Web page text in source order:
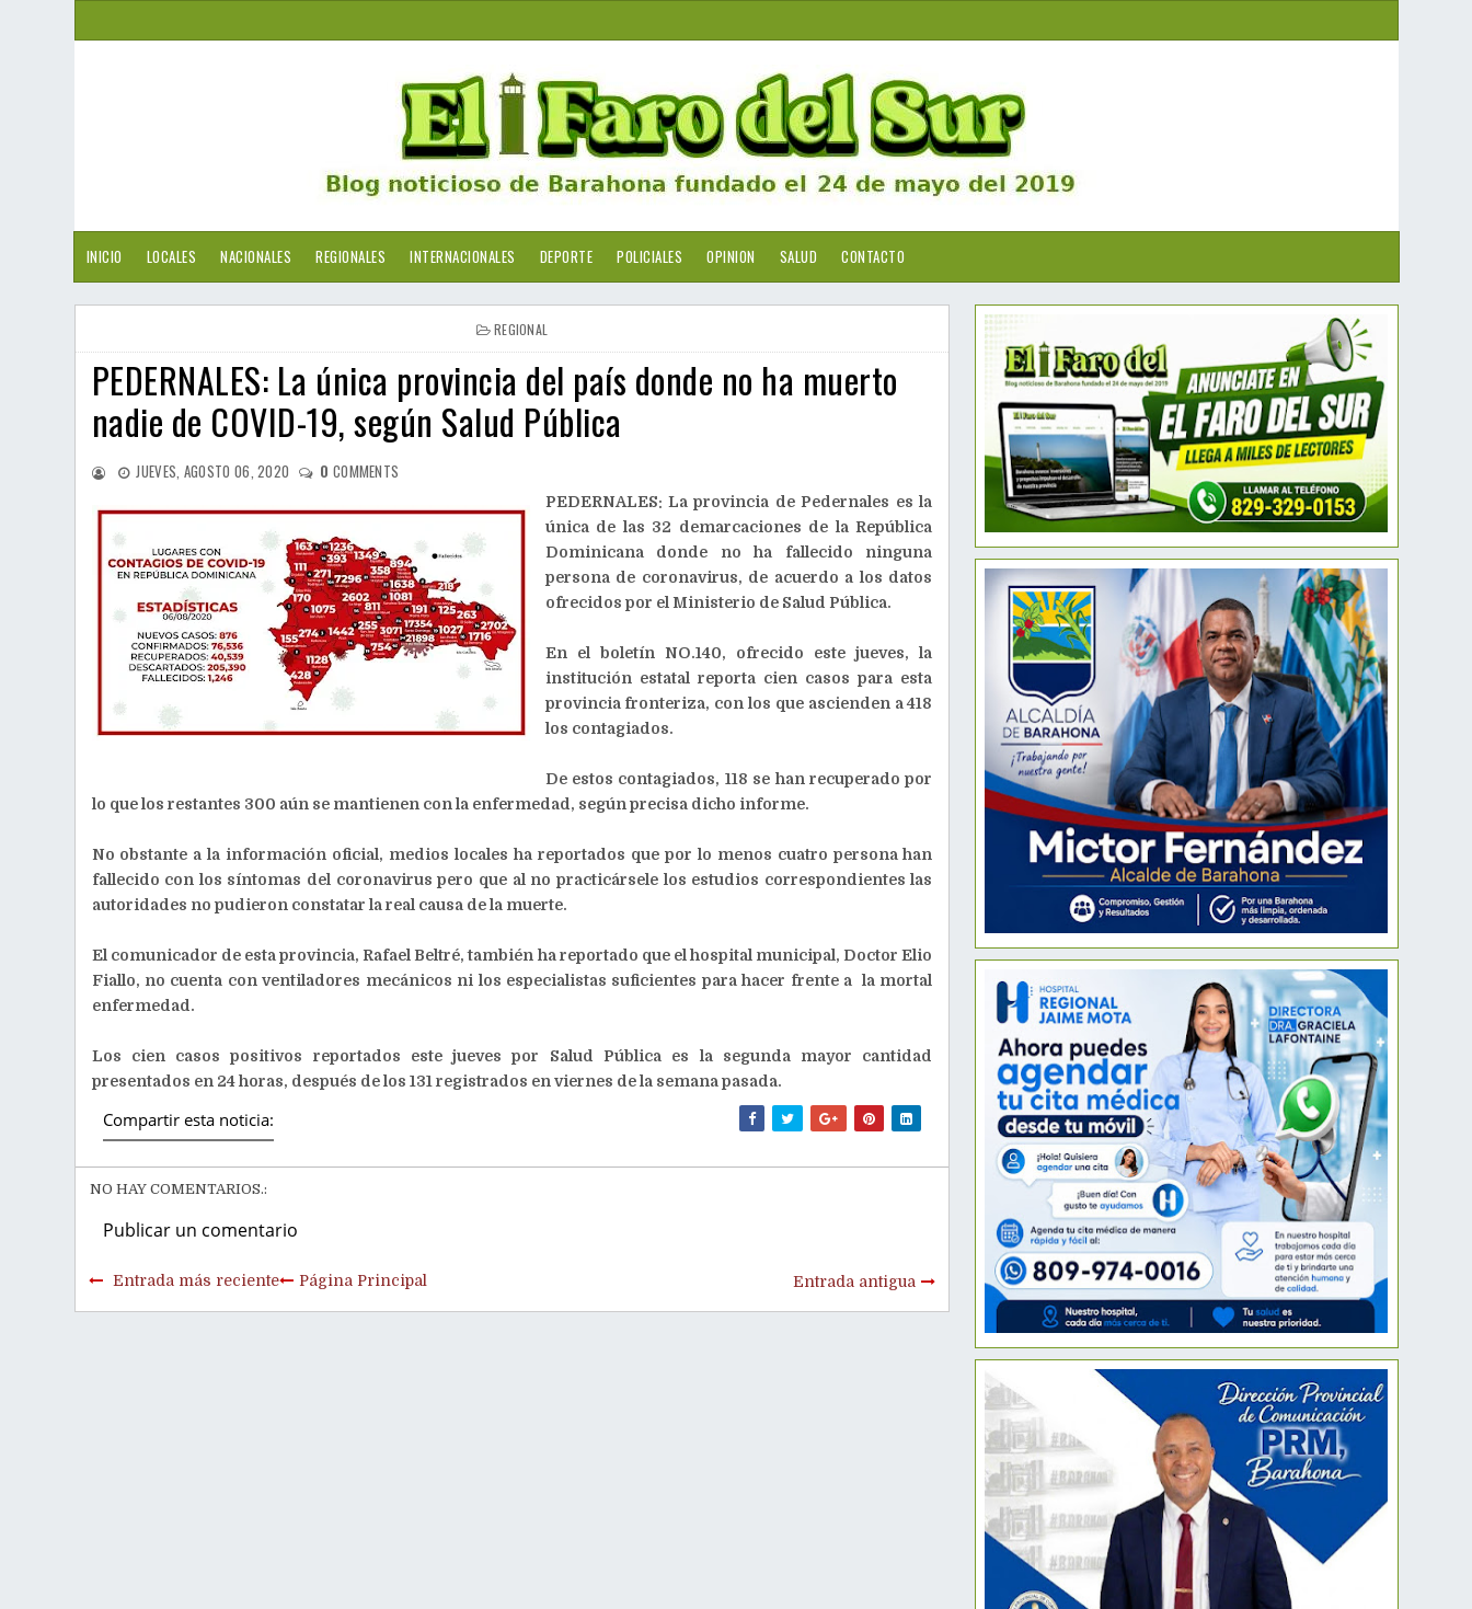
INICIO LOCALES NACIONALES REGIONALES INTERNACIONALES DEPORTE POLICIALES OPINION SALUD CONTACTO
REGIONAL
PEDERNALES: La única provincia del país donde no ha muerto
nadie de COVID-19, según Salud Pública
JUEVES, AGOSTO 06, 2020 0 COMMENTS
PEDERNALES: La provincia de Pedernales es la
única de las 32 demarcaciones de la República
Dominicana donde no ha fallecido ninguna
persona de coronavirus, de acuerdo a los datos
ofrecidos por el Ministerio de Salud Pública.
En el boletín NO.140, ofrecido este jueves, la
institución estatal reporta cien casos para esta
provincia fronteriza, con los que ascienden a 418
los contagiados.
De estos contagiados, 118 se han recuperado por
lo que los restantes 300 aún se mantienen con la enfermedad, según precisa dicho informe.
No obstante a la información oficial, medios locales ha reportados que por lo menos cuatro persona han
fallecido con los síntomas del coronavirus pero que al no practicársele los estudios correspondientes las
autoridades no pudieron constatar la real causa de la muerte.
El comunicador de esta provincia, Rafael Beltré, también ha reportado que el hospital municipal, Doctor Elio
Fiallo, no cuenta con ventiladores mecánicos ni los especialistas suficientes para hacer frente a la mortal
enfermedad.
Los cien casos positivos reportados este jueves por Salud Pública es la segunda mayor cantidad
presentados en 24 horas, después de los 131 registrados en viernes de la semana pasada.
Compartir esta noticia:
NO HAY COMENTARIOS.:
Publicar un comentario
Entrada más reciente Entrada antigua
Página Principal